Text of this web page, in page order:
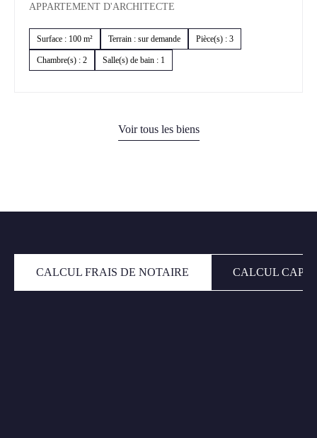
APPARTEMENT D'ARCHITECTE
Surface : 100 m² Terrain : sur demande Pièce(s) : 3
Chambre(s) : 2 Salle(s) de bain : 1
Voir tous les biens
CALCUL FRAIS DE NOTAIRE CALCUL